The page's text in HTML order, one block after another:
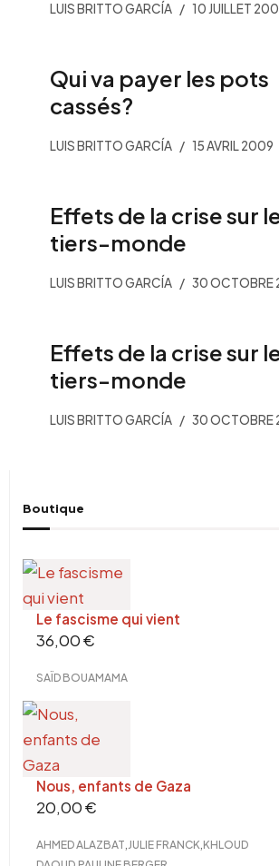
LUIS BRITTO GARCÍA 10 JUILLET
Qui va payer les pots
cassés?
LUIS BRITTO GARCÍA 15 AVRIL 2009
Effets de la crise sur
tiers-monde
LUIS BRITTO GARCÍA 30 OCTOBRE
Effets de la crise sur
tiers-monde
LUIS BRITTO GARCÍA 30 OCTOBRE
Boutique
Le fascisme qui vient
36,00€
SAÏD BOUAMAMA
Nous, enfants de Gaza
20,00€
AHMED ALAZBAT JULIE FRANCK KHLOUD